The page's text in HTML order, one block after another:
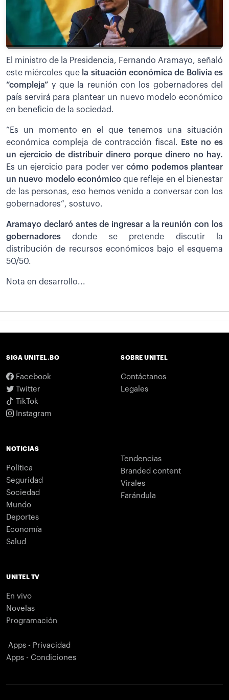
El ministro de la Presidencia, Fernando Aramayo, señaló
este miércoles quela situación económica de Bolivia es
“compleja” y que la reunión con los gobernadores del
país servirá para plantear un nuevo modelo económico
en beneficio de la sociedad.
“Es un momento en el que tenemos una situación
económica compleja de contracción fiscal.
Este no es
un ejercicio de distribuir dinero porque dinero no hay.
Es un ejercicio para poder ver cómo podemos plantear
un nuevo modelo económicoque refleje en el bienestar
de las personas, eso hemos venido a conversar con los
gobernadores”, sostuvo.
Aramayo declaró antes de ingresar a la reunión con los
gobernadores donde se pretende discutir la
distribución de recursos económicos bajo el esquema
50/50.
Nota en desarrollo...
SIGA UNITEL.BO
Facebook
Twitter
TikTok
Instagram
SOBRE UNITEL
Contáctanos
Legales
NOTICIAS
Política
Seguridad
Sociedad
Mundo
Deportes
Economía
Salud
Tendencias
Branded content
Virales
Farándula
UNITEL TV
En vivo
Novelas
Programación
Apps - Privacidad
Apps - Condiciones